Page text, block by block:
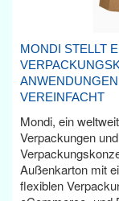
MONDI STELLT
VEREINFACHT
Mondi, ein
Verpackungen
Außenkarton mit
flexiblen